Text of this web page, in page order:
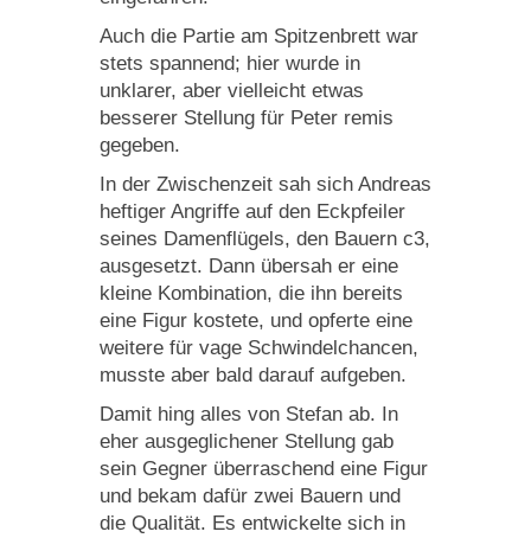
Auch die Partie am Spitzenbrett war
stets spannend; hier wurde in
unklarer, aber vielleicht etwas
besserer Stellung für Peter remis
gegeben.
In der Zwischenzeit sah sich Andreas
heftiger Angriffe auf den Eckpfeiler
seines Damenflügels, den Bauern c3,
ausgesetzt. Dann übersah er eine
kleine Kombination, die ihn bereits
eine Figur kostete, und opferte eine
weitere für vage Schwindelchancen,
musste aber bald darauf aufgeben.
Damit hing alles von Stefan ab. In
eher ausgeglichener Stellung gab
sein Gegner überraschend eine Figur
und bekam dafür zwei Bauern und
die Qualität. Es entwickelte sich in